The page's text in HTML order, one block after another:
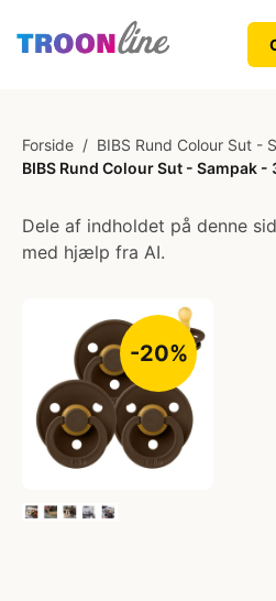
Forside / BIBS Rund Colour Sut -
BIBS Rund Colour Sut - Sampak
Dele af indholdet på denne
med hjælp fra AI.
-20%